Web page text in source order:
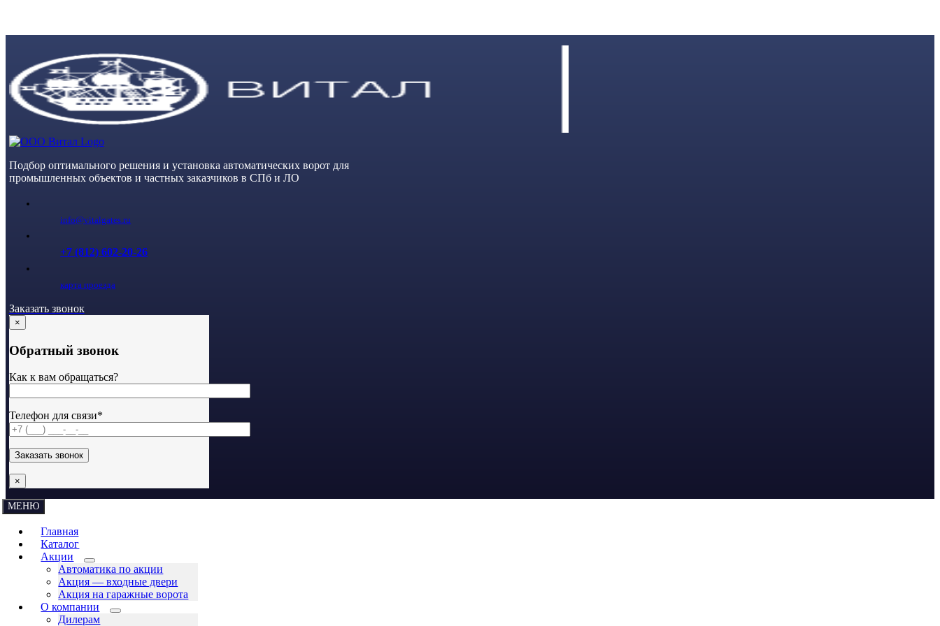
Подбор оптимального решения и установка автоматических ворот для
промышленных объектов и частных заказчиков в СПб и ЛО
info@vitalgates.ru
+7 (812) 602-20-26
карта проезда
Заказать звонок
×
Обратный звонок
Как к вам обращаться?
Телефон для связи*
×
МЕНЮ
Главная
Каталог
Акции
Автоматика по акции
Акция — входные двери
Акция на гаражные ворота
О компании
Дилерам